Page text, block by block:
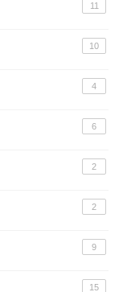
11
10
4
6
2
2
9
15